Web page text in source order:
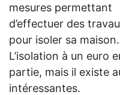
mesures permettant
d’effectuer des
pour isoler sa maison.
L’isolation à un euro
partie, mais il existe
intéressantes.